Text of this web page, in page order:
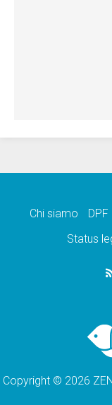
Chi siamo DPF
Status
Copyright © 2026